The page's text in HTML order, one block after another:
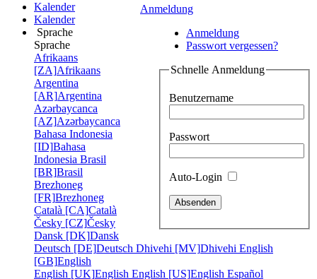
Anmeldung
Anmeldung
Passwort vergessen?
Schnelle Anmeldung
Benutzername
Passwort
Auto-Login
Kalender
Kalender
Sprache
Sprache
Afrikaans
[ZA]Afrikaans
Argentina
[AR]Argentina
Azərbaycanca
[AZ]Azərbaycanca
Bahasa Indonesia
[ID]Bahasa
Indonesia Brasil
[BR]Brasil
Brezhoneg
[FR]Brezhoneg
Català [CA]Català
Česky [CZ]Česky
Dansk [DK]Dansk
Deutsch [DE]Deutsch Dhivehi [MV]Dhivehi English
[GB]English
English [UK]English English [US]English Español